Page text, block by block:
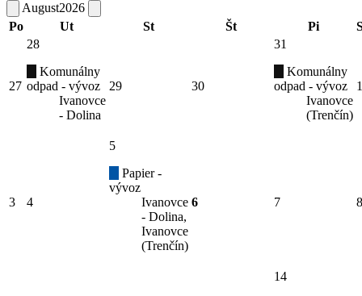
August2026
Po
Ut St Št Pi
27
28
Komunálny
odpad - vývoz
Ivanovce
- Dolina
29 30
31
Komunálny
odpad - vývoz
Ivanovce
(Trenčín)
1
3 4
5
Papier -
vývoz
Ivanovce
- Dolina,
Ivanovce
(Trenčín)
6 7 8
14